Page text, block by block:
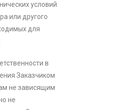
условий
или другого
для
в
Заказчиком
не зависящим
не